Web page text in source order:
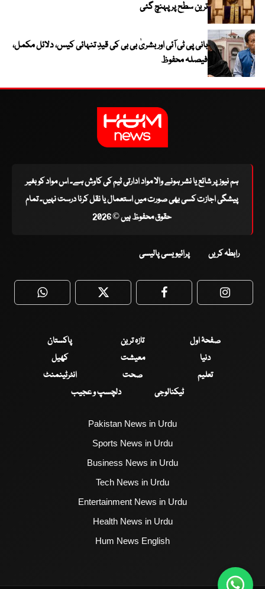
ترین سطح پر پہنچ گئی
بانی پی ٹی آئی اور بشریٰ بی بی کی قیدِ تنہائی کیس، دلائل مکمل،
فیصلہ محفوظ
ہم نیوز پر شائع یا نشر ہونے والا مواد ادارتی ٹیم کی کاوش ہے۔ اس مواد کو بغیر
پیشگی اجازت کسی بھی صورت میں استعمال یا نقل کرنا درست نہیں۔ تمام
حقوق محفوظ ہیں © 2026
رابطہ کریں پرائیویسی پالیسی
WhatsApp Twitter Facebook
صفحۂ اول تازہ ترین
پاکستان
دنیا
معیشت
کھیل
تعلیم
صحت
انٹرٹینمنٹ
ٹیکنالوجی
دلچسپ و عجیب
Pakistan News in Urdu
Sports News in Urdu
Business News in Urdu
Tech News in Urdu
Entertainment News in Urdu
Health News in Urdu
Hum News English